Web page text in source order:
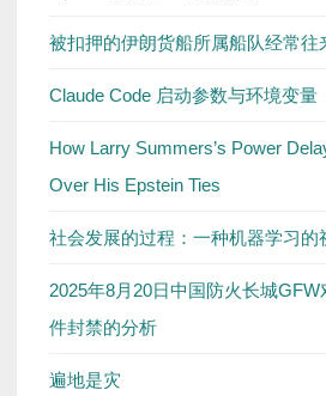
被扣押的伊朗货船所属船队经常往
Claude Code 启动参数与环境变量
How Larry Summers’s Power
Over His Epstein Ties
社会发展的过程：一种机器学习的
2025年8月20日中国防火长城
件封禁的分析
遍地是灾